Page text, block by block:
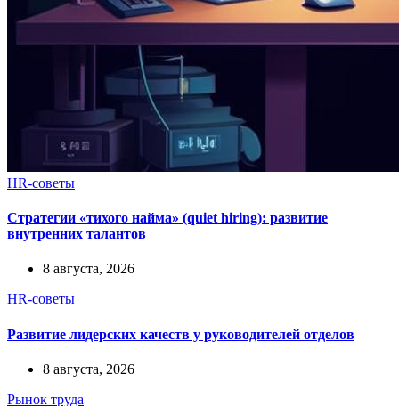
HR-советы
Стратегии «тихого найма» (quiet hiring): развитие
внутренних талантов
8 августа, 2026
HR-советы
Развитие лидерских качеств у руководителей отделов
8 августа, 2026
Рынок труда